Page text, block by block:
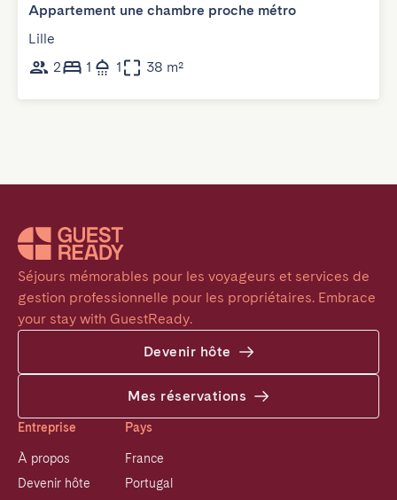
Appartement une chambre proche métro
Lille
2
1 1 38 m²
Séjours mémorables pour les voyageurs et services de
gestion professionnelle pour les propriétaires. Embrace
your stay with GuestReady.
Devenir hôte
Mes réservations
Entreprise
À propos
Devenir hôte
Pays
France
Portugal